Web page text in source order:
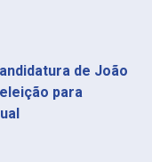
de João
para